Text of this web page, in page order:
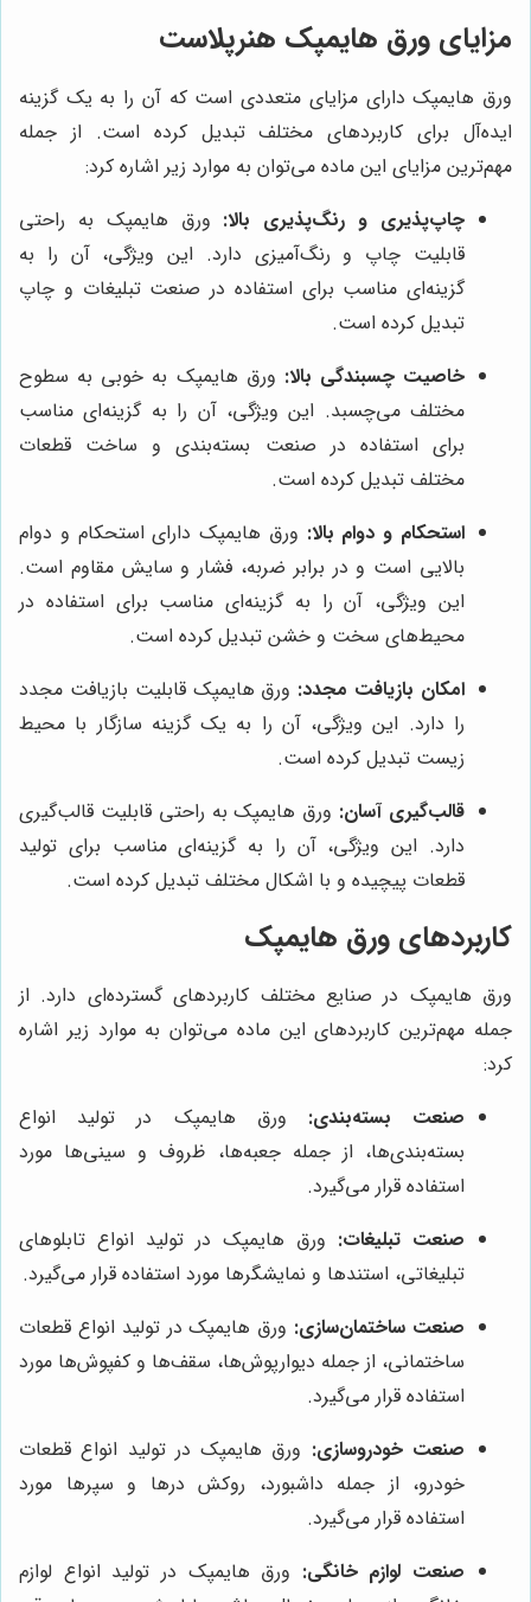
مزایای ورق هایمپک هنرپلاست
ورق هایمپک دارای مزایای متعددی است که آن را به یک گزینه
ایده‌آل برای کاربردهای مختلف تبدیل کرده است. از جمله
مهم‌ترین مزایای این ماده می‌توان به موارد زیر اشاره کرد:
چاپ‌پذیری و رنگ‌پذیری بالا: ورق هایمپک به راحتی
قابلیت چاپ و رنگ‌آمیزی دارد. این ویژگی، آن را به
گزینه‌ای مناسب برای استفاده در صنعت تبلیغات و چاپ
تبدیل کرده است.
خاصیت چسبندگی بالا: ورق هایمپک به خوبی به سطوح
مختلف می‌چسبد. این ویژگی، آن را به گزینه‌ای مناسب
برای استفاده در صنعت بسته‌بندی و ساخت قطعات
مختلف تبدیل کرده است.
استحکام و دوام بالا: ورق هایمپک دارای استحکام و دوام
بالایی است و در برابر ضربه، فشار و سایش مقاوم است.
این ویژگی، آن را به گزینه‌ای مناسب برای استفاده در
محیط‌های سخت و خشن تبدیل کرده است.
امکان بازیافت مجدد: ورق هایمپک قابلیت بازیافت مجدد
را دارد. این ویژگی، آن را به یک گزینه سازگار با محیط
زیست تبدیل کرده است.
قالب‌گیری آسان: ورق هایمپک به راحتی قابلیت قالب‌گیری
دارد. این ویژگی، آن را به گزینه‌ای مناسب برای تولید
قطعات پیچیده و با اشکال مختلف تبدیل کرده است.
کاربردهای ورق هایمپک
ورق هایمپک در صنایع مختلف کاربردهای گسترده‌ای دارد. از
جمله مهم‌ترین کاربردهای این ماده می‌توان به موارد زیر اشاره
کرد:
صنعت بسته‌بندی: ورق هایمپک در تولید انواع
بسته‌بندی‌ها، از جمله جعبه‌ها، ظروف و سینی‌ها مورد
استفاده قرار می‌گیرد.
صنعت تبلیغات: ورق هایمپک در تولید انواع تابلوهای
تبلیغاتی، استندها و نمایشگرها مورد استفاده قرار می‌گیرد.
صنعت ساختمان‌سازی: ورق هایمپک در تولید انواع قطعات
ساختمانی، از جمله دیوارپوش‌ها، سقف‌ها و کفپوش‌ها مورد
استفاده قرار می‌گیرد.
صنعت خودروسازی: ورق هایمپک در تولید انواع قطعات
خودرو، از جمله داشبورد، روکش درها و سپرها مورد
استفاده قرار می‌گیرد.
صنعت لوازم خانگی: ورق هایمپک در تولید انواع لوازم